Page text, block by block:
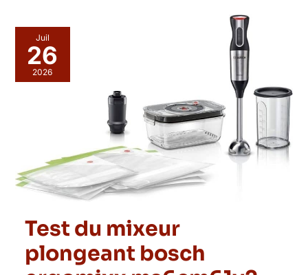
Juil
26
2026
Test du mixeur
plongeant bosch